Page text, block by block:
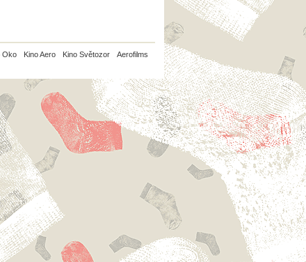
Oko Kino Aero Kino Světozor Aerofilms